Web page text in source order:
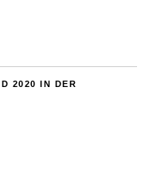
2020 IN DER